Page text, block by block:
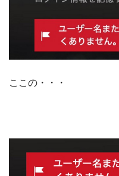
ここの・・・